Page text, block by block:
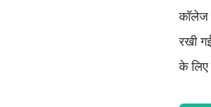
रखी
के लिए